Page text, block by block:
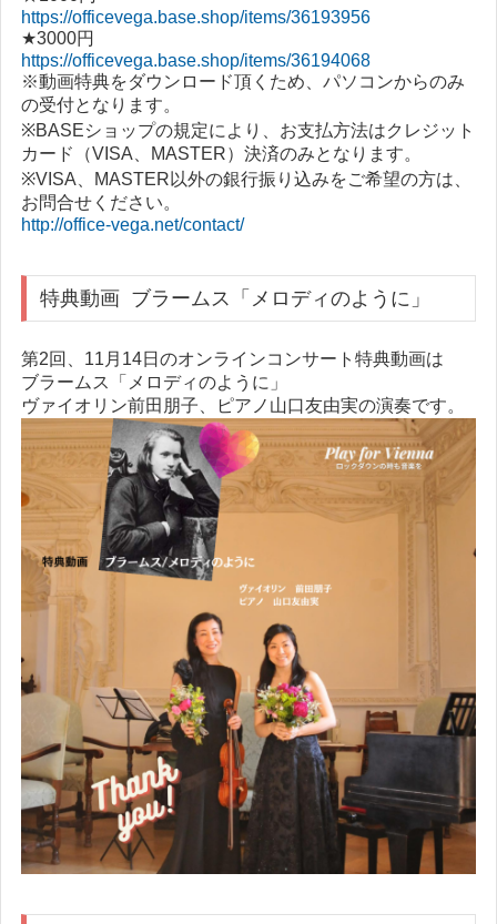
https://officevega.base.shop/items/36193956
★3000円
https://officevega.base.shop/items/36194068
※動画特典をダウンロード頂くため、パソコンからのみ
の受付となります。
※BASEショップの規定により、お支払方法はクレジット
カード（VISA、MASTER）決済のみとなります。
※VISA、MASTER以外の銀行振り込みをご希望の方は、
お問合せください。
http://office-vega.net/contact/
特典動画 ブラームス「メロディのように」
第2回、11月14日のオンラインコンサート特典動画は
ブラームス「メロディのように」
ヴァイオリン前田朋子、ピアノ山口友由実の演奏です。